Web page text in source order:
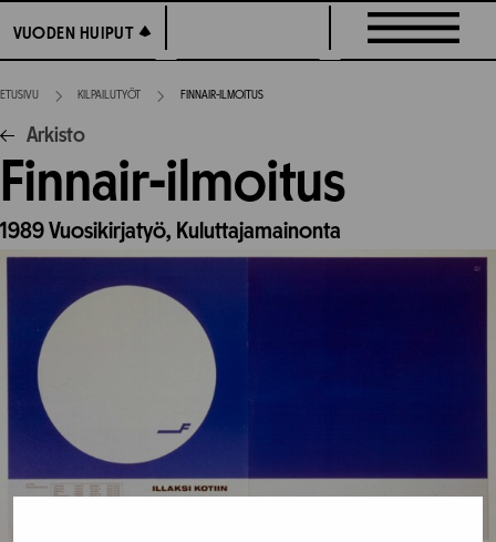
suoraan
sisältöön
VUODEN HUIPUT
VUODEN HUIPUT
ETUSIVU KILPAILUTYÖT FINNAIR-ILMOITUS
Arkisto
Finnair-ilmoitus
1989Vuosikirjatyö, Kuluttajamainonta